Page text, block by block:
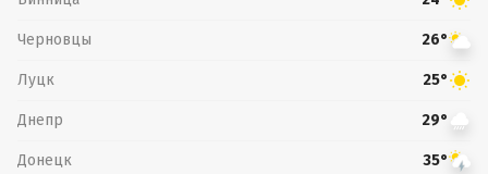
Черновцы 26°
Луцк 25°
Днепр 29°
Донецк 35°